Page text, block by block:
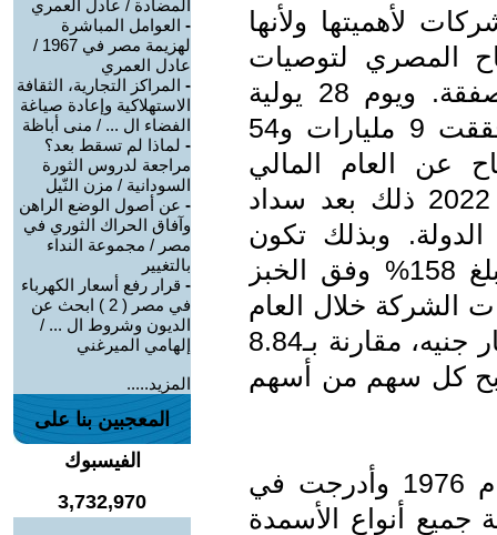
لأهميتها ولأنها
المصري لتوصيات
صندوق النقد الدولي دعم إتمام الصفقة. ويوم 28 يولية
أعلنت شركة أبوقير للأسمدة إنها حققت 9 مليارات و54
أرباح عن العام المالي
2021/2022 والمنتهي في 30 يونية 2022 ذلك بعد سداد
وبذلك تكون
الشركة قد حققت نمو في الأرباح بلغ 158% وفق الخبز
الشركة خلال العام
المالي الماضي لتصل إلي 16.33 مليار جنيه، مقارنة بـ8.84
خلال عام 2020-2021. وربح كل سهم من أسهم
- تأسست شركة أبوقير للأسمدة عام 1976 وأدرجت في
صناعة جميع أنواع الأسمدة
المضادة / عادل العمري
- العوامل المباشرة
لهزيمة مصر في 1967 /
عادل العمري
- المراكز التجارية، الثقافة
الاستهلاكية وإعادة صياغة
الفضاء ال ... / منى أباظة
- لماذا لم تسقط بعد؟
مراجعة لدروس الثورة
السودانية / مزن النّيل
- عن أصول الوضع الراهن
وآفاق الحراك الثوري في
مصر / مجموعة النداء
بالتغيير
- قرار رفع أسعار الكهرباء
في مصر ( 2 ) ابحث عن
الديون وشروط ال ... /
إلهامي الميرغني
المزيد.....
المعجبين بنا على
الفيسبوك
3,732,970